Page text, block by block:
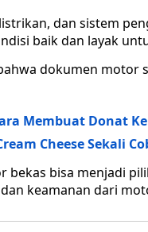
dan sistem
baik dan layak
dokumen motor
Membuat Donat
Cheese Sekali
bekas bisa menjadi
keamanan dari